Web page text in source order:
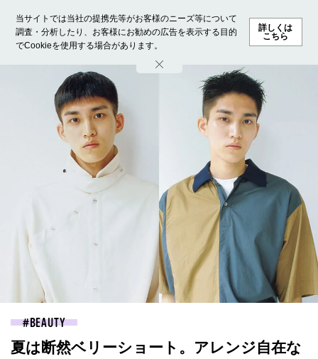
当サイトでは当社の提携先等がお客様のニーズ等について
調査・分析したり、お客様にお勧めの広告を表示する目的
でCookieを使用する場合があります。
詳しくは
こちら
ホーム モデル募集 ランキング ファッション ビューテ
BEAUTY
夏は断然ベリーショート。アレンジ自在な